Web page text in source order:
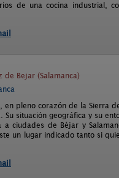
de una cocina industrial,
de Bejar (Salamanca)
pleno corazón de la Sierra
situación geográfica y su
ciudades de Béjar y
un lugar indicado tanto si